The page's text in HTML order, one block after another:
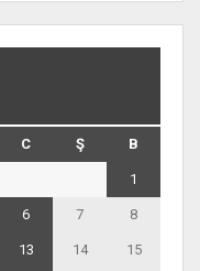
C Ş B
1
6 7 8
13 14 15